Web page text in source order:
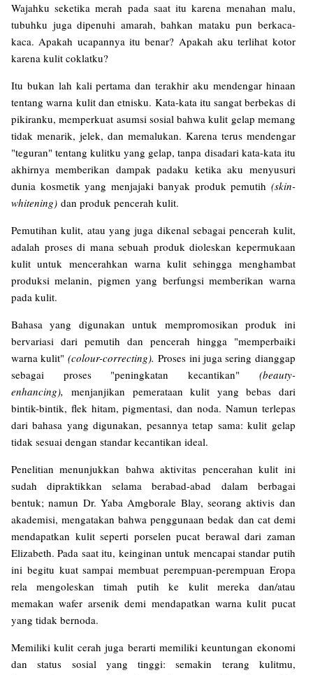
Wajahku seketika merah pada saat itu karena menahan malu,
tubuhku juga dipenuhi amarah, bahkan mataku pun berkaca-
kaca. Apakah ucapannya itu benar? Apakah aku terlihat kotor
karena kulit coklatku?
Itu bukan lah kali pertama dan terakhir aku mendengar hinaan
tentang warna kulit dan etnisku. Kata-kata itu sangat berbekas di
pikiranku, memperkuat asumsi sosial bahwa kulit gelap memang
tidak menarik, jelek, dan memalukan. Karena terus mendengar
"teguran" tentang kulitku yang gelap, tanpa disadari kata-kata itu
akhirnya memberikan dampak padaku ketika aku menyusuri
dunia kosmetik yang menjajaki banyak produk pemutih (skin-
whitening) dan produk pencerah kulit.
Pemutihan kulit, atau yang juga dikenal sebagai pencerah kulit,
adalah proses di mana sebuah produk dioleskan kepermukaan
kulit untuk mencerahkan warna kulit sehingga menghambat
produksi melanin, pigmen yang berfungsi memberikan warna
pada kulit.
Bahasa yang digunakan untuk mempromosikan produk ini
bervariasi dari pemutih dan pencerah hingga "memperbaiki
warna kulit" (colour-correcting). Proses ini juga sering dianggap
sebagai proses "peningkatan kecantikan" (beauty-
enhancing), menjanjikan pemerataan kulit yang bebas dari
bintik-bintik, flek hitam, pigmentasi, dan noda. Namun terlepas
dari bahasa yang digunakan, pesannya tetap sama: kulit gelap
tidak sesuai dengan standar kecantikan ideal.
Penelitian menunjukkan bahwa aktivitas pencerahan kulit ini
sudah dipraktikkan selama berabad-abad dalam berbagai
bentuk; namun Dr. Yaba Amgborale Blay, seorang aktivis dan
akademisi, mengatakan bahwa penggunaan bedak dan cat demi
mendapatkan kulit seperti porselen pucat berawal dari zaman
Elizabeth. Pada saat itu, keinginan untuk mencapai standar putih
ini begitu kuat sampai membuat perempuan-perempuan Eropa
rela mengoleskan timah putih ke kulit mereka dan/atau
memakan wafer arsenik demi mendapatkan warna kulit pucat
yang tidak bernoda.
Memiliki kulit cerah juga berarti memiliki keuntungan ekonomi
dan status sosial yang tinggi: semakin terang kulitmu,